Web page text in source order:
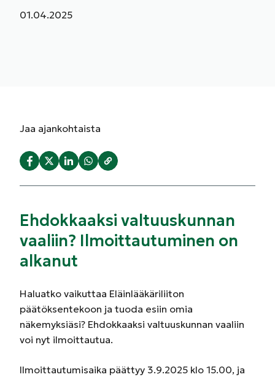
Julkaistu:
01.04.2025
Jaa ajankohtaista
Ehdokkaaksi valtuuskunnan
vaaliin? Ilmoittautuminen on
alkanut
Haluatko vaikuttaa Eläinlääkäriliiton
päätöksentekoon ja tuoda esiin omia
näkemyksiäsi? Ehdokkaaksi valtuuskunnan vaaliin
voi nyt ilmoittautua.
Ilmoittautumisaika päättyy 3.9.2025 klo 15.00, ja